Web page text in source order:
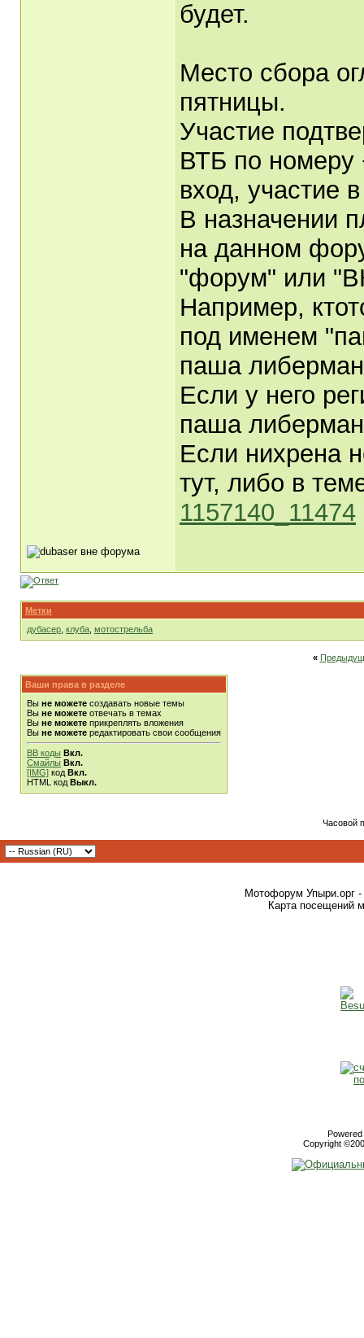
будет.
Место сбора
пятницы.
Участие
ВТБ по номеру
вход, участие
В назначении
на данном
"форум" или
Например,
под именем
паша
Если у него
паша
Если нихрена
тут, либо в
1157140_11474
Метки
дубасер клуба мотострельба
«
Ваши права в разделе
Вы не можете создавать новые темы
Вы не можете отвечать в темах
Вы не можете прикреплять вложения
Вы не можете редактировать свои сообщения
BB коды Вкл.
Смайлы Вкл.
[IMG] код Вкл.
HTML код Выкл.
Часовой
Мотофорум Упыри.орг -
Карта посещений
Copyright